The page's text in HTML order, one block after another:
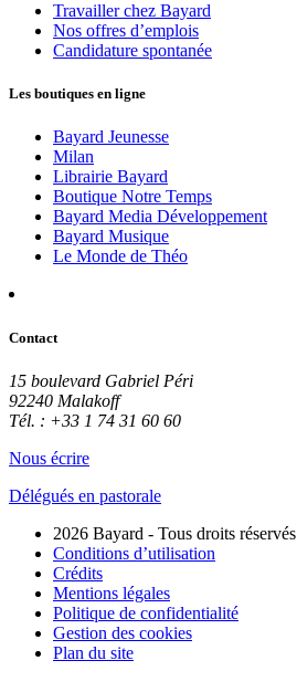
Travailler chez Bayard
Nos offres d’emplois
Candidature spontanée
Les boutiques en ligne
Bayard Jeunesse
Milan
Librairie Bayard
Boutique Notre Temps
Bayard Media Développement
Bayard Musique
Le Monde de Théo
Contact
15 boulevard Gabriel Péri
92240 Malakoff
Tél. : +33 1 74 31 60 60
Nous écrire
Délégués en pastorale
2026 Bayard - Tous droits réservés
Conditions d’utilisation
Crédits
Mentions légales
Politique de confidentialité
Gestion des cookies
Plan du site